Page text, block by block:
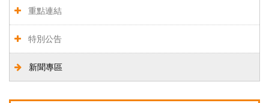
重點連結
特別公告
新聞專區